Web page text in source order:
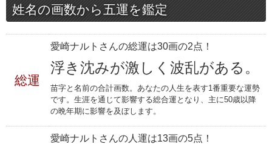
姓名の画数から五運を鑑定
総運
愛崎ナルトさんの総運は30画の2点！
浮き沈みが激しく波乱がある。
苗字と名前の合計画数。あなたの人生を表す1番重要な運勢
です。生涯を通じて影響する総合運となり、主に50歳以降
の晩年期に影響を及ぼします。
愛崎ナルトさんの人運は13画の5点！